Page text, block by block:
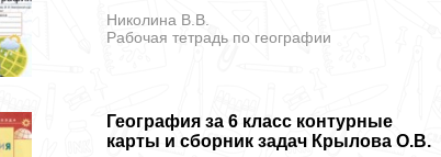
Николина В.В.
Рабочая тетрадь по географии
География за 6 класс контурные
карты и сборник задач Крылова О.В.